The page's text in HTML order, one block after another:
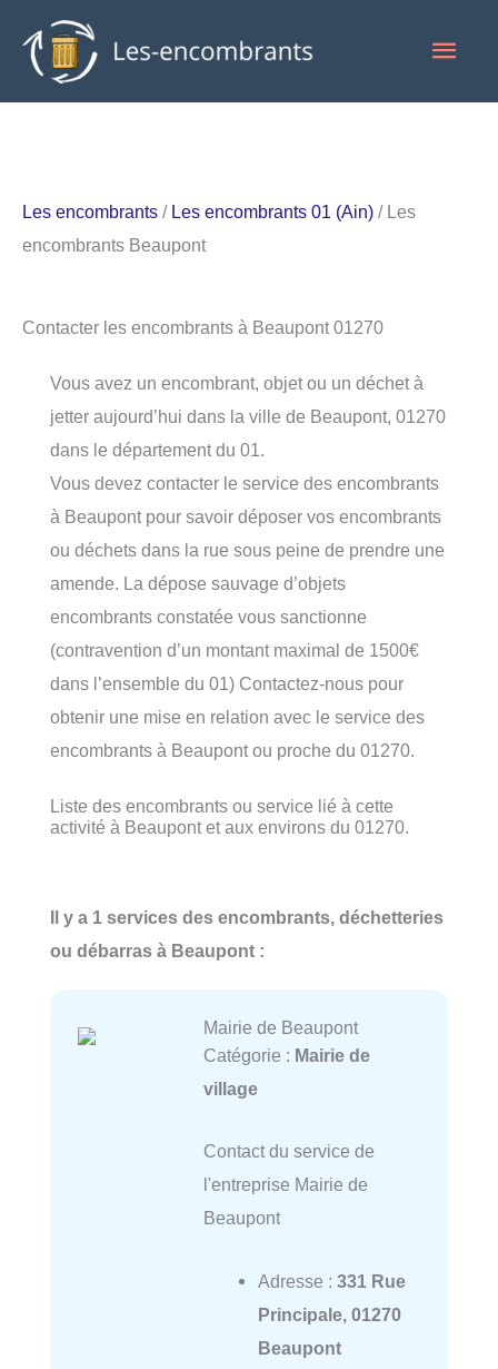
contenu
Les encombrants / Les encombrants 01 (Ain) / Les
encombrants Beaupont
Contacter les encombrants à Beaupont 01270
Vous avez un encombrant, objet ou un déchet à
jetter aujourd’hui dans la ville de Beaupont, 01270
dans le département du 01.
Vous devez contacter le service des encombrants
à Beaupont pour savoir déposer vos encombrants
ou déchets dans la rue sous peine de prendre une
amende. La dépose sauvage d’objets
encombrants constatée vous sanctionne
(contravention d’un montant maximal de 1500€
dans l’ensemble du 01) Contactez-nous pour
obtenir une mise en relation avec le service des
encombrants à Beaupont ou proche du 01270.
Liste des encombrants ou service lié à cette
activité à Beaupont et aux environs du 01270.
Il y a 1 services des encombrants, déchetteries
ou débarras à Beaupont :
Mairie de Beaupont
Catégorie : Mairie de
village
Contact du service de
l'entreprise Mairie de
Beaupont
Adresse : 331 Rue
Principale, 01270
Beaupont